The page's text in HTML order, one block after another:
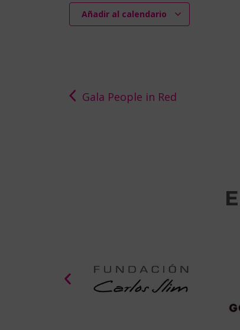
Añadir al calendario
Gala People in Red